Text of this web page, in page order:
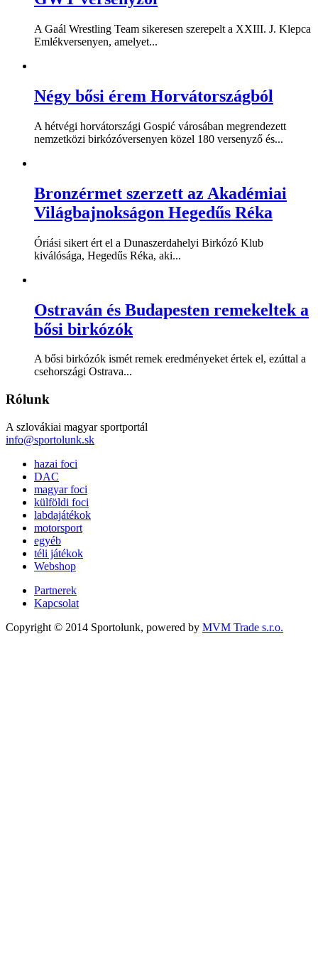
A Gaál Wrestling Team sikeresen szerepelt a XXIII. J. Klepca
Emlékversenyen, amelyet...
Négy bősi érem Horvátországból
A hétvégi horvátországi Gospić városában megrendezett
nemzetközi birkózóversenyen közel 180 versenyző és...
Bronzérmet szerzett az Akadémiai
Világbajnokságon Hegedűs Réka
Óriási sikert ért el a Dunaszerdahelyi Birkózó Klub
kiválósága, Hegedűs Réka, aki...
Ostraván és Budapesten remekeltek a
bősi birkózók
A bősi birkózók ismét remek eredményeket értek el, ezúttal a
csehországi Ostrava...
Rólunk
A szlovákiai magyar sportportál
info@sportolunk.sk
hazai foci
DAC
magyar foci
külföldi foci
labdajátékok
motorsport
egyéb
téli játékok
Webshop
Partnerek
Kapcsolat
Copyright © 2014 Sportolunk, powered by MVM Trade s.r.o.